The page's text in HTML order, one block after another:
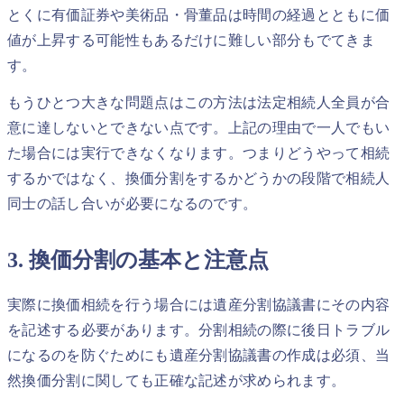
とくに有価証券や美術品・骨董品は時間の経過とともに価
値が上昇する可能性もあるだけに難しい部分もでてきま
す。
もうひとつ大きな問題点はこの方法は法定相続人全員が合
意に達しないとできない点です。上記の理由で一人でもい
た場合には実行できなくなります。つまりどうやって相続
するかではなく、換価分割をするかどうかの段階で相続人
同士の話し合いが必要になるのです。
3. 換価分割の基本と注意点
実際に換価相続を行う場合には遺産分割協議書にその内容
を記述する必要があります。分割相続の際に後日トラブル
になるのを防ぐためにも遺産分割協議書の作成は必須、当
然換価分割に関しても正確な記述が求められます。